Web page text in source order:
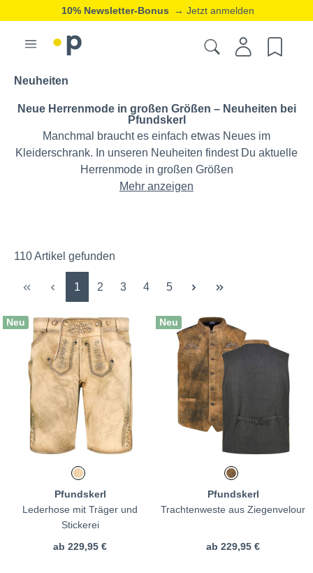
20% Neukunden-Rabatt → Jetzt registrierenⓘ
Neuheiten
Neue Herrenmode in großen Größen – Neuheiten bei
Pfundskerl
Manchmal braucht es einfach etwas Neues im
Kleiderschrank. In unseren Neuheiten findest Du aktuelle
Herrenmode in großen Größen
Mehr anzeigen
110 Artikel gefunden
Seite
1 Seite
2 Seite
3 Seite
4 Seite
5
Neu
Pfundskerl
Lederhose mit Träger und
Stickerei
ab 229,95 €
Neu
Pfundskerl
Trachtenweste aus Ziegenvelour
ab 229,95 €